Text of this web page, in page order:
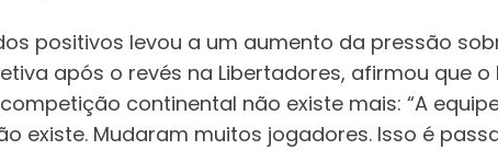
positivos levou a um aumento da pressão
após o revés na Libertadores, afirmou que
continental não existe mais: “A
existe. Mudaram muitos jogadores. Isso é